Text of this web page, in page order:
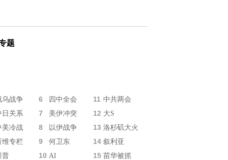
题
乌战争 6 四中全会 11 中共两会
日关系 7 美伊冲突 12 大S
美冷战 8 以伊战争 13 洛杉矶大火
维专栏 9 何卫东 14 叙利亚
普 10 AI 15 苗华被抓